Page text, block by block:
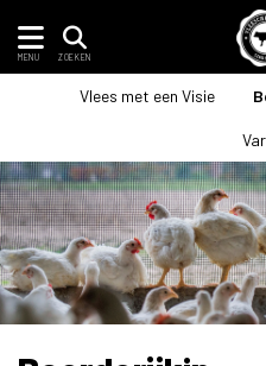
MENU ZOEKEN
Vlees met een Visie